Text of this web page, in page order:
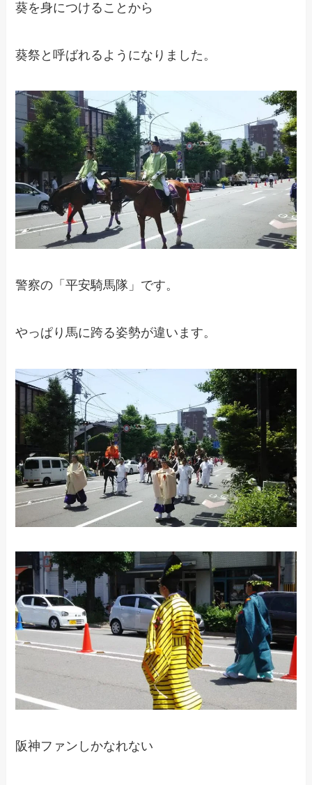
葵を身につけることから
葵祭と呼ばれるようになりました。
警察の「平安騎馬隊」です。
やっぱり馬に跨る姿勢が違います。
阪神ファンしかなれない